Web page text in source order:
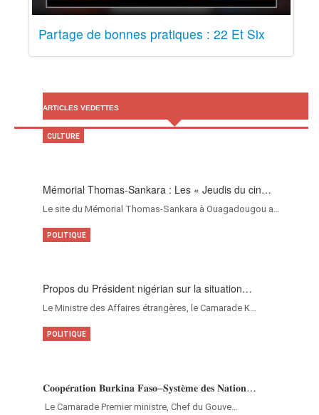
Partage de bonnes pratiques : 22 Et Six
ARTICLES VEDETTES
Mémorial Thomas-Sankara : Les « Jeudis du cin…
Le site du Mémorial Thomas-Sankara à Ouagadougou a…
CULTURE
Propos du Président nigérian sur la situation…
Le Ministre des Affaires étrangères, le Camarade K…
POLITIQUE
𝐂𝐨𝐨𝐩𝐞́𝐫𝐚𝐭𝐢𝐨𝐧 𝐁𝐮𝐫𝐤𝐢𝐧𝐚 𝐅𝐚𝐬𝐨–𝐒𝐲𝐬𝐭𝐞̀𝐦𝐞 𝐝𝐞𝐬 𝐍𝐚𝐭𝐢𝐨𝐧…
‎Le Camarade Premier ministre, Chef du Gouve…
POLITIQUE